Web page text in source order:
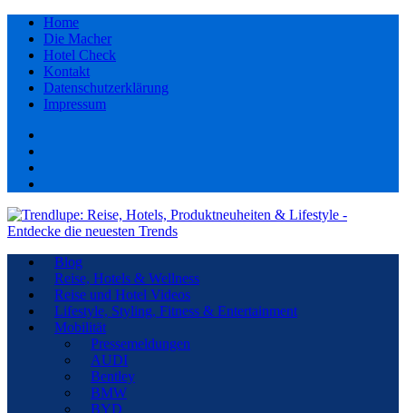
Home
Die Macher
Hotel Check
Kontakt
Datenschutzerklärung
Impressum
Blog
Reise, Hotels & Wellness
Reise und Hotel Videos
Lifestyle, Styling, Fitness & Entertainment
Mobilität
Pressemeldungen
AUDI
Bentley
BMW
BYD